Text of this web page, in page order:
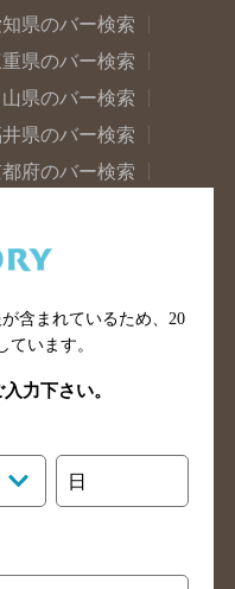
県のバー検索
県のバー検索
県のバー検索
県のバー検索
府のバー検索
山県のバー検索
県のバー検索
県のバー検索
県のバー検索
賀県のバー検索
県のバー検索
検索
含まれているため、 20
ています。
力下さい。
日